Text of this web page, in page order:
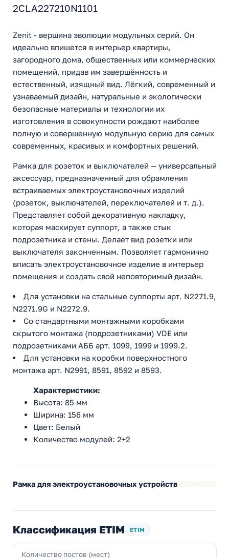
2CLA227210N1101
Zenit - вершина эволюции модульных серий. Он
идеально впишется в интерьер квартиры,
загородного дома, общественных или коммерческих
помещений, придав им завершённость и
естественный, изящный вид. Лёгкий, современный и
узнаваемый дизайн, натуральные и экологически
безопасные материалы и технологии их
изготовления в совокупности рождают наиболее
полную и совершенную модульную серию для самых
современных, красивых и комфортных решений.
Рамка для розеток и выключателей — универсальный
аксессуар, предназначенный для обрамления
встраиваемых электроустановочных изделий
(розеток, выключателей, переключателей и т. д.).
Представляет собой декоративную накладку,
которая маскирует суппорт, а также стык
подрозетника и стены. Делает вид розетки или
выключателя законченным. Позволяет гармонично
вписать электроустановочное изделие в интерьер
помещения и создать свой неповторимый дизайн.
Для установки на стальные суппорты арт. N2271.9,
N2271.9G и N2272.9.
Со стандартными монтажными коробками
скрытого монтажа (подрозетниками) VDE или
подрозетниками АББ арт. 1099, 1999 и 1999.2.
Для установки на коробки поверхностного
монтажа арт. N2991, 8591, 8592 и 8593.
Характеристики:
Высота: 85 мм
Ширина: 156 мм
Цвет: Белый
Количество модулей: 2+2
Рамка для электроустановочных устройств
Классификация ETIM ETIM
Количество постов (мест)